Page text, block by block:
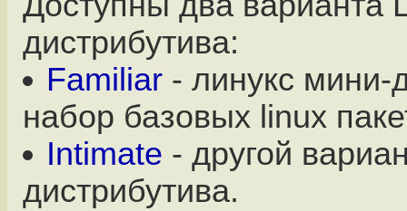
дистрибутива:
Familiar - линукс мини-
набор базовых linux
Intimate - другой
дистрибутива.